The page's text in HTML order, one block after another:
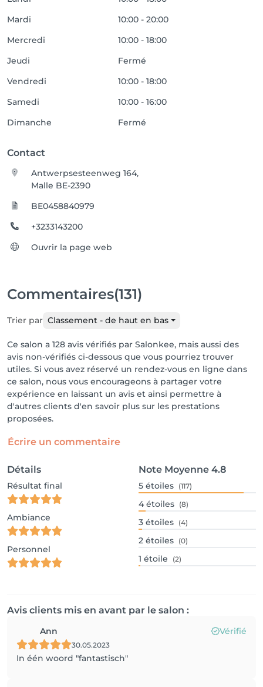
Mardi
10:00 - 20:00
Mercredi
10:00 - 18:00
Jeudi
Fermé
Vendredi
10:00 - 18:00
Samedi
10:00 - 16:00
Dimanche
Fermé
Contact
Antwerpsesteenweg 164,
Malle BE-2390
BE0458840979
+3233143200
Ouvrir la page web
Commentaires(131)
Trier par Classement - de haut en bas
Ce salon a 128 avis vérifiés par Salonkee, mais aussi des
avis non-vérifiés ci-dessous que vous pourriez trouver
utiles. Si vous avez réservé un rendez-vous en ligne dans
ce salon, nous vous encourageons à partager votre
expérience en laissant un avis et ainsi permettre à
d'autres clients d'en savoir plus sur les prestations
proposées.
Écrire un commentaire
Détails
Résultat final
Ambiance
Personnel
Note Moyenne 4.8
5 étoiles (117)
4 étoiles (8)
3 étoiles (4)
2 étoiles (0)
1 étoile (2)
Avis clients mis en avant par le salon :
Ann Vérifié
30.05.2023
In één woord "fantastisch"